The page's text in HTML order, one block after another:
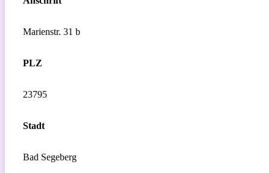
Marienstr. 31 b
PLZ
23795
Stadt
Bad Segeberg